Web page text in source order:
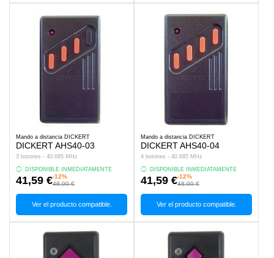
Mando a distancia DICKERT
DICKERT AHS40-03
3 botones - 40.685 MHz
DISPONIBLE INMEDIATAMENTE
41,59 €-12%
48,00 €
Ver el producto compatible.
Mando a distancia DICKERT
DICKERT AHS40-04
4 botones - 40.685 MHz
DISPONIBLE INMEDIATAMENTE
41,59 €-12%
48,00 €
Ver el producto compatible.